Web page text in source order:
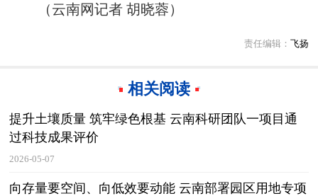
（云南网记者 胡晓蓉）
责任编辑： 飞扬
相关阅读
提升土壤质量 筑牢绿色根基 云南科研团队一项目通
过科技成果评价
2026-05-07
向存量要空间、向低效要动能 云南部署园区用地专项